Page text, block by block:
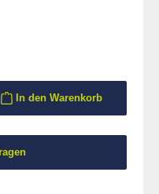
In den Warenkorb